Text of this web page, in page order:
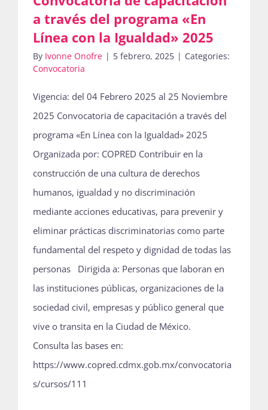
a través del programa «En
Línea con la Igualdad» 2025
By Ivonne Onofre | 5 febrero, 2025 | Categories:
Convocatoria
Vigencia: del 04 Febrero 2025 al 25 Noviembre
2025 Convocatoria de capacitación a través del
programa «En Línea con la Igualdad» 2025
Organizada por: COPRED Contribuir en la
construcción de una cultura de derechos
humanos, igualdad y no discriminación
mediante acciones educativas, para prevenir y
eliminar prácticas discriminatorias como parte
fundamental del respeto y dignidad de todas las
personas Dirigida a: Personas que laboran en
las instituciones públicas, organizaciones de la
sociedad civil, empresas y público general que
vive o transita en la Ciudad de México.
Consulta las bases en:
https://www.copred.cdmx.gob.mx/convocatoria
s/cursos/111